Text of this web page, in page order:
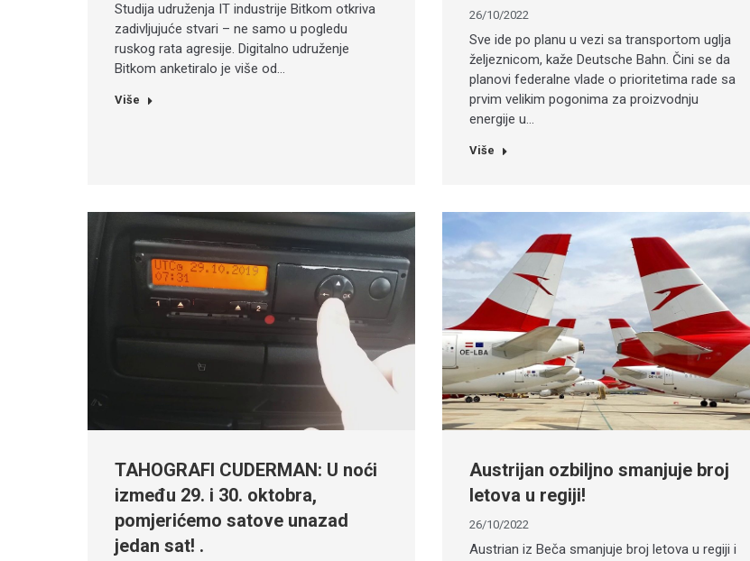
Studija udruženja IT industrije Bitkom otkriva
zadivljujuće stvari – ne samo u pogledu
ruskog rata agresije. Digitalno udruženje
Bitkom anketiralo je više od…
Više
26/10/2022
Sve ide po planu u vezi sa transportom uglja
željeznicom, kaže Deutsche Bahn. Čini se da
planovi federalne vlade o prioritetima rade sa
prvim velikim pogonima za proizvodnju
energije u…
Više
TAHOGRAFI CUDERMAN: U noći
između 29. i 30. oktobra,
pomjerićemo satove unazad
jedan sat! .
Austrijan ozbiljno smanjuje broj
letova u regiji!
26/10/2022
Austrian iz Beča smanjuje broj letova u regiji i